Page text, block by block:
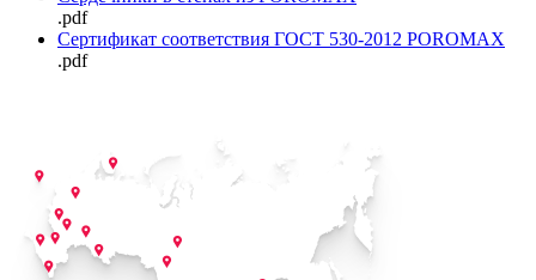
.pdf
Сертификат соответствия ГОСТ 530-2012 POROMAX
.pdf